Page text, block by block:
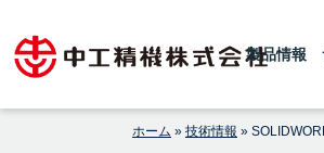
content
業100年の粉砕機製造パイオニ
アメーカー
機・ボールミルを製造している中工精機
です。微粉砕機のボールミル、連続式微
粉砕機のチューブミルを製造しておりま
製品情報
ホーム » 技術情報 »